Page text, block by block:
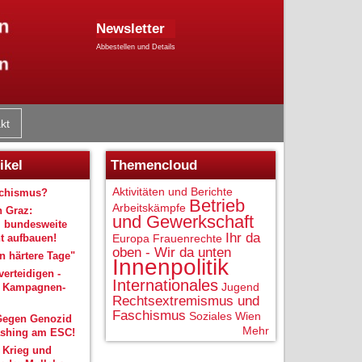
Newsletter
Abbestellen und Details
Graz:
bundesweite
aufbauen!
härtere Tage"
-
Genozid
am ESC!
Krieg und
Themencloud
Aktivitäten und Berichte
Arbeitskämpfe Betrieb
und Gewerkschaft
Europa Frauenrechte Ihr da
oben - Wir da unten
Innenpolitik
Internationales Jugend
Rechtsextremismus und
Faschismus Soziales Wien
Mehr